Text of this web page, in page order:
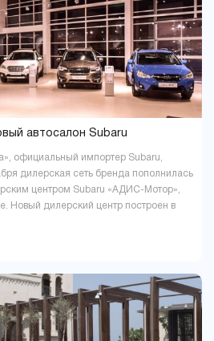
автосалон Subaru
официальный импортер Subaru,
дилерская сеть бренда пополнилась
центром Subaru «АДИС-Мотор»,
Новый дилерский центр построен в